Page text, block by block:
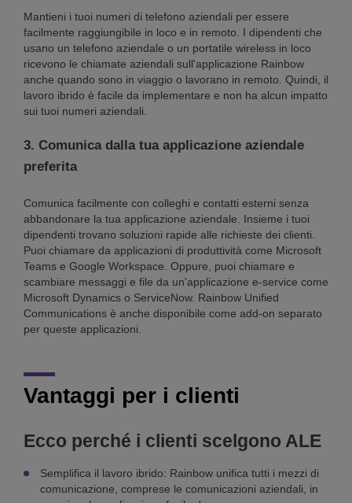
Mantieni i tuoi numeri di telefono aziendali per essere
facilmente raggiungibile in loco e in remoto. I dipendenti che
usano un telefono aziendale o un portatile wireless in loco
ricevono le chiamate aziendali sull'applicazione Rainbow
anche quando sono in viaggio o lavorano in remoto. Quindi, il
lavoro ibrido è facile da implementare e non ha alcun impatto
sui tuoi numeri aziendali.
3. Comunica dalla tua applicazione aziendale
preferita
Comunica facilmente con colleghi e contatti esterni senza
abbandonare la tua applicazione aziendale. Insieme i tuoi
dipendenti trovano soluzioni rapide alle richieste dei clienti.
Puoi chiamare da applicazioni di produttività come Microsoft
Teams e Google Workspace. Oppure, puoi chiamare e
scambiare messaggi e file da un'applicazione e-service come
Microsoft Dynamics o ServiceNow. Rainbow Unified
Communications è anche disponibile come add-on separato
per queste applicazioni.
Vantaggi per i clienti
Ecco perché i clienti scelgono ALE
Semplifica il lavoro ibrido: Rainbow unifica tutti i mezzi di
comunicazione, comprese le comunicazioni aziendali, in